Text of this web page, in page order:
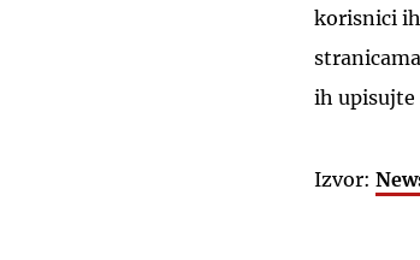
korisnici
ih upisujte
Izvor: